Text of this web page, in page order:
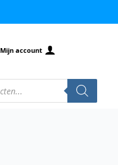
Mijn account